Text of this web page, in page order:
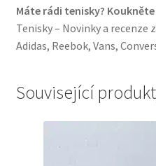
Máte rádi tenisky?
Tenisky – Novinky a recenze
Adidas, Reebok, Vans,
Související